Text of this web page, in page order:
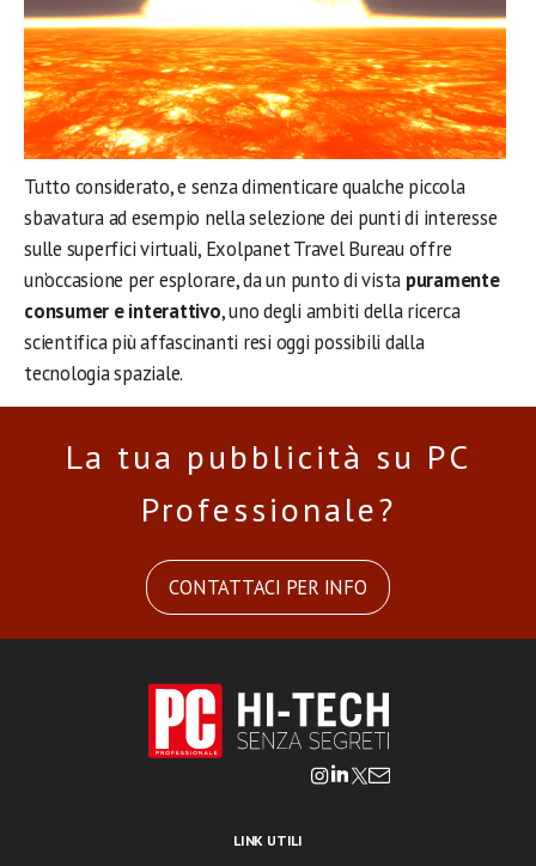
Tutto considerato, e senza dimenticare qualche piccola
sbavatura ad esempio nella selezione dei punti di interesse
sulle superfici virtuali, Exolpanet Travel Bureau offre
un’occasione per esplorare, da un punto di vista puramente
consumer e interattivo, uno degli ambiti della ricerca
scientifica più affascinanti resi oggi possibili dalla
tecnologia spaziale.
La tua pubblicità su PC
Professionale?
CONTATTACI PER INFO
LINK UTILI